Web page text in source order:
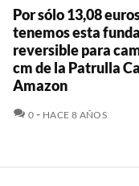
Por sólo 13,08
tenemos esta funda
reversible para
cm de la Patrulla
Amazon
0 COMENTARIOS
HACE 8 AÑOS